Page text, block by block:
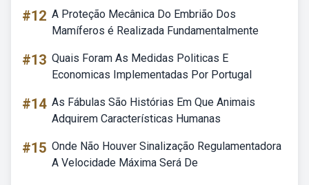
#12 A Proteção Mecânica Do Embrião Dos
Mamíferos é Realizada Fundamentalmente
#13 Quais Foram As Medidas Politicas E
Economicas Implementadas Por Portugal
#14 As Fábulas São Histórias Em Que Animais
Adquirem Características Humanas
#15 Onde Não Houver Sinalização Regulamentadora
A Velocidade Máxima Será De